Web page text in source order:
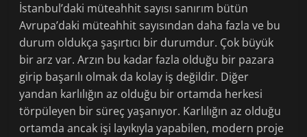
İstanbul’daki müteahhit sayısı sanırım bütün
Avrupa’daki müteahhit sayısından daha fazla ve bu
durum oldukça şaşırtıcı bir durumdur. Çok büyük
bir arz var. Arzın bu kadar fazla olduğu bir pazara
girip başarılı olmak da kolay iş değildir. Diğer
yandan karlılığın az olduğu bir ortamda herkesi
törpüleyen bir süreç yaşanıyor. Karlılığın az olduğu
ortamda ancak işi layıkıyla yapabilen, modern proje